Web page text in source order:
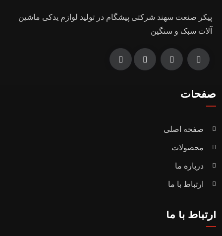
پیکر صنعت سهند شرکتی پیشگام در تولید لوازم یدکی ماشین
آلات سبک و سنگین
صفحات
صفحه اصلی
محصولات
درباره ما
ارتباط با ما
ارتباط با ما